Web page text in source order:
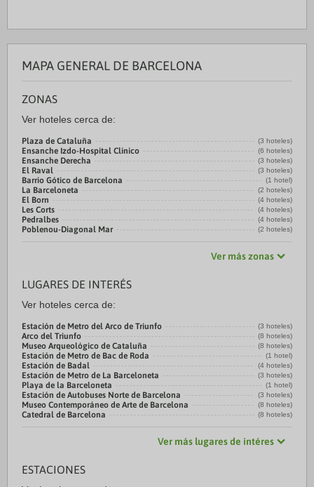
MAPA GENERAL DE BARCELONA
ZONAS
Ver hoteles cerca de:
Plaza de Cataluña (3 hoteles)
Ensanche Izdo-Hospital Clínico (6 hoteles)
Ensanche Derecha (3 hoteles)
El Raval (3 hoteles)
Barrio Gótico de Barcelona (1 hotel)
La Barceloneta (2 hoteles)
El Born (4 hoteles)
Les Corts (4 hoteles)
Pedralbes (4 hoteles)
Poblenou-Diagonal Mar (2 hoteles)
Ver más zonas
LUGARES DE INTERÉS
Ver hoteles cerca de:
Estación de Metro del Arco de Triunfo (3 hoteles)
Arco del Triunfo (8 hoteles)
Museo Arqueológico de Cataluña (8 hoteles)
Estación de Metro de Bac de Roda (1 hotel)
Estación de Badal (4 hoteles)
Estación de Metro de La Barceloneta (3 hoteles)
Playa de la Barceloneta (1 hotel)
Estación de Autobuses Norte de Barcelona (3 hoteles)
Museo Contemporáneo de Arte de Barcelona (8 hoteles)
Catedral de Barcelona (8 hoteles)
Ver más lugares de intéres
ESTACIONES